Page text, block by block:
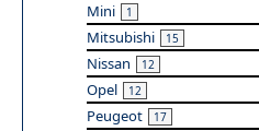
Mini 1
Mitsubishi 15
Nissan 12
Opel 12
Peugeot 17